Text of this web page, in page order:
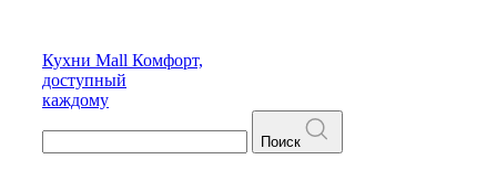
Кухни Mall Комфорт,
доступный
каждому
Поиск